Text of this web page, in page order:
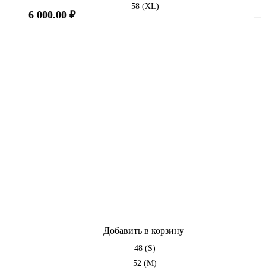
58 (XL)
6 000.00 ₽
48 (S)
52 (M)
Добавить в корзину